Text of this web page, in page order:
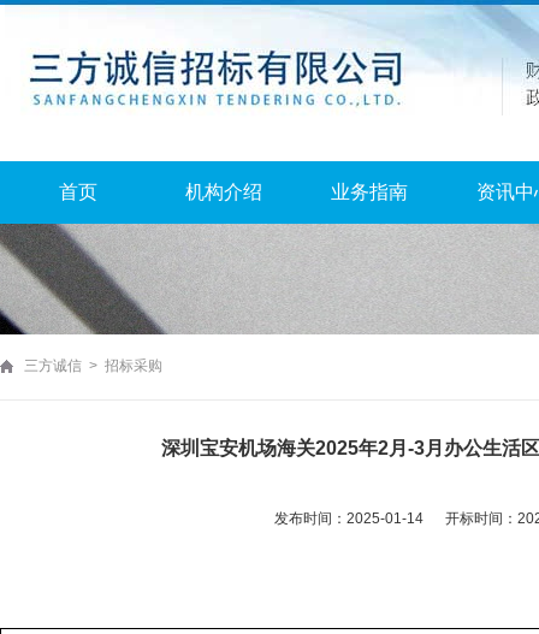
首页 机构介绍 业务指南 资讯中
三方诚信 > 招标采购
深圳宝安机场海关2025年2月-3月办公生活
发布时间：2025-01-14 开标时间：